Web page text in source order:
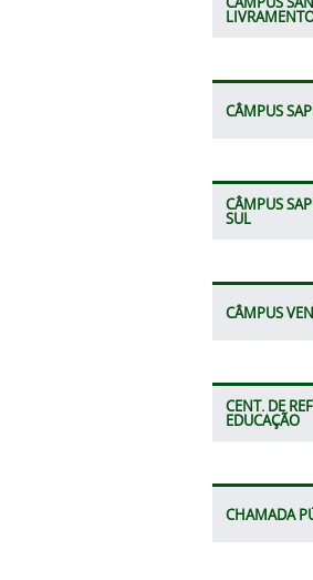
CÂMPUS
CÂMPUS
SUL
CÂMPUS
CENT. DE
EDUCAÇÃO
CHAMADA